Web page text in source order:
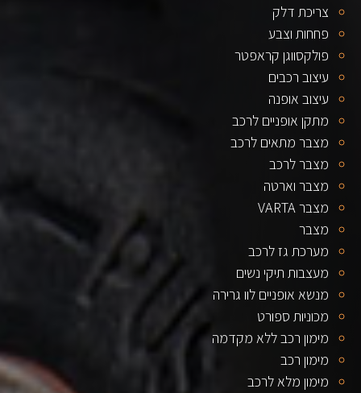
צריכת דלק
פחחות וצבע
פולקסווגן קראפטר
עיצוב רכבים
עיצוב אופנה
מתקן אופניים לרכב
מצבר מתאים לרכב
מצבר לרכב
מצבר וארטה
מצבר VARTA
מצבר
מערכת גז לרכב
מעצבות תיקי נשים
מנשא אופניים לוו גרירה
מכוניות ספורט
מימון רכב ללא מקדמה
מימון רכב
מימון מלא לרכב